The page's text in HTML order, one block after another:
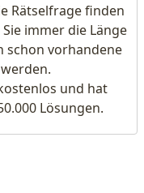
Rätselfrage finden
immer die Länge
schon vorhandene
und hat
Lösungen.